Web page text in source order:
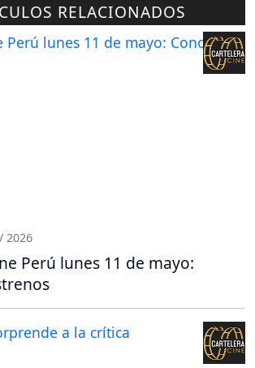
RELACIONADOS
2026
Perú lunes 11 de mayo: